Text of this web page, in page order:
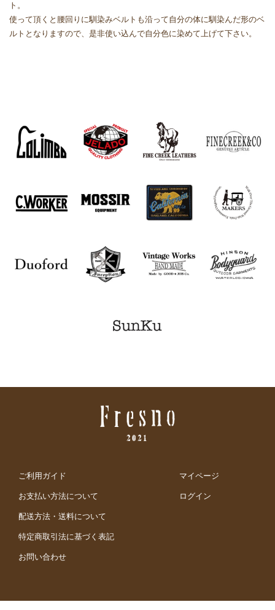
ト。
使って頂くと腰回りに馴染みベルトも沿って自分の体に馴染んだ形のベ
ルトとなりますので、是非使い込んで自分色に染めて上げて下さい。
ご利用ガイド
お支払い方法について
配送方法・送料について
特定商取引法に基づく表記
お問い合わせ
マイページ
ログイン